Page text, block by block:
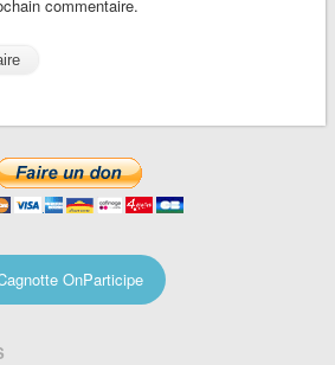
commentaire.
OnParticipe